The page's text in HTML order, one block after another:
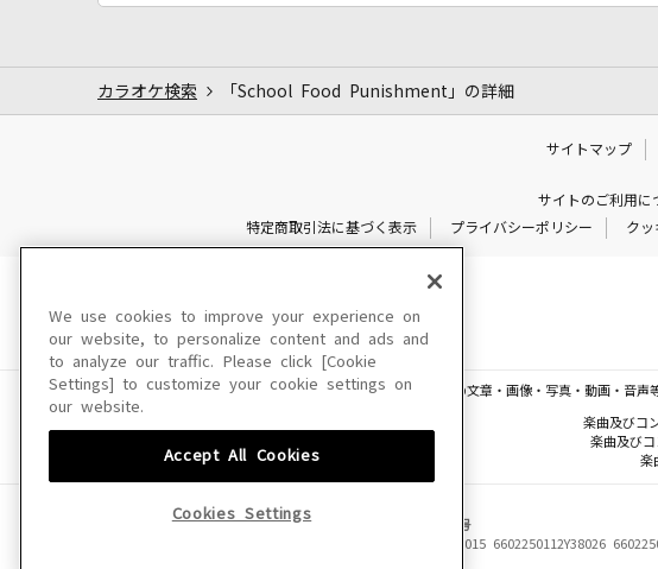
カラオケ検索 「School Food Punishment」の詳細
サイトマップ
サイトのご利用に
特定商取引法に基づく表示
プライバシーポリシー クッ
このサイトに掲載されている一切の文章・画像・写真・動画・音
楽曲及びコ
楽曲及びコ
楽
JASRAC許諾番号
6602250213Y31015 6602250112Y38026
We use cookies to improve your experience on
our website, to personalize content and ads and
to analyze our traffic. Please click [Cookie
Settings] to customize your cookie settings on
our website.
Accept All Cookies
Cookies Settings